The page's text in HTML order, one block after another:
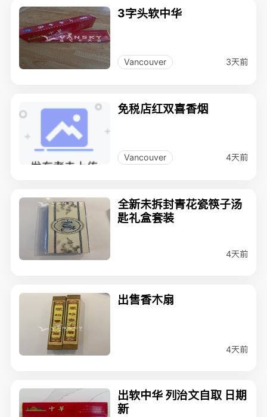
3字头软中华
Vancouver 3天前
免税店红双喜香烟
Vancouver 4天前
全新未拆封青花瓷筷子汤
匙礼盒套装
4天前
出售香木扇
4天前
出软中华 列治文自取 日期
新